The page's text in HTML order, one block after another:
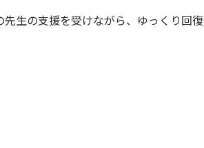
先生の支援を受けながら、ゆっくり回復